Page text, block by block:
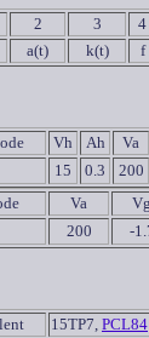
2 3 4
a(t) k(t) f
Vh Ah Va
15
0.3 200
Va Vg
200
-
15TP7, PCL84